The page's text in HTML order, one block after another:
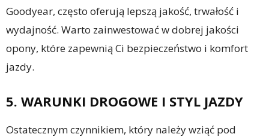
Goodyear, często oferują lepszą jakość, trwałość i
wydajność. Warto zainwestować w dobrej jakości
opony, które zapewnią Ci bezpieczeństwo i komfort
jazdy.
5. WARUNKI DROGOWE I STYL JAZDY
Ostatecznym czynnikiem, który należy wziąć pod